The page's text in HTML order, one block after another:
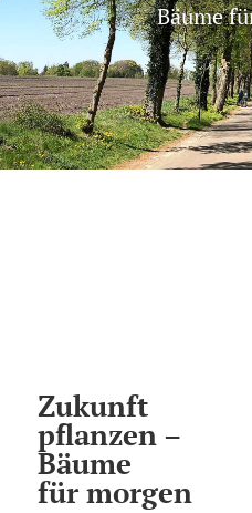
Bäume
Zukunft
pflanzen –
Bäume
für morgen